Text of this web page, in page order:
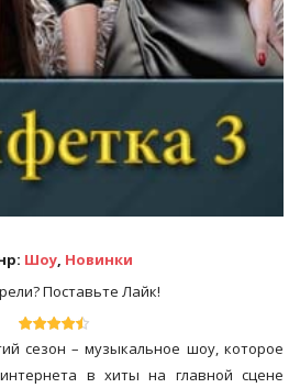
Шоу, Новинки
Поставьте Лайк!
сезон – музыкальное шоу, которое
в хиты на главной сцене